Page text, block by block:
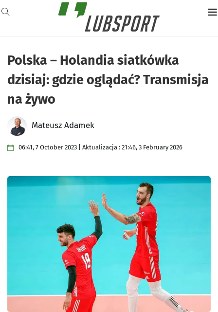
Polska – Holandia siatkówka
dzisiaj: gdzie oglądać? Transmisja
na żywo
Mateusz Adamek
06:41, 7 October 2023 | Aktualizacja : 21:46, 3 February 2026